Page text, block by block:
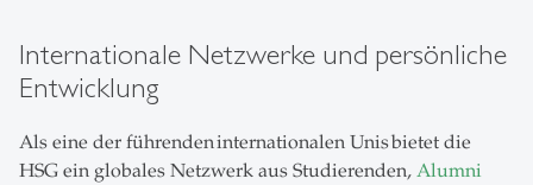
Internationale Netzwerke und persönliche
Entwicklung
Als eine der führenden internationalen Unis bietet die
HSG ein globales Netzwerk aus Studierenden, Alumni